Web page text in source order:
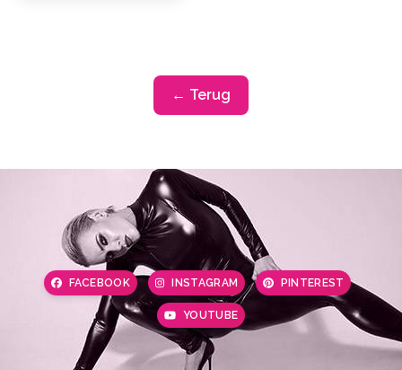
← Terug
FACEBOOK INSTAGRAM PINTEREST
YOUTUBE